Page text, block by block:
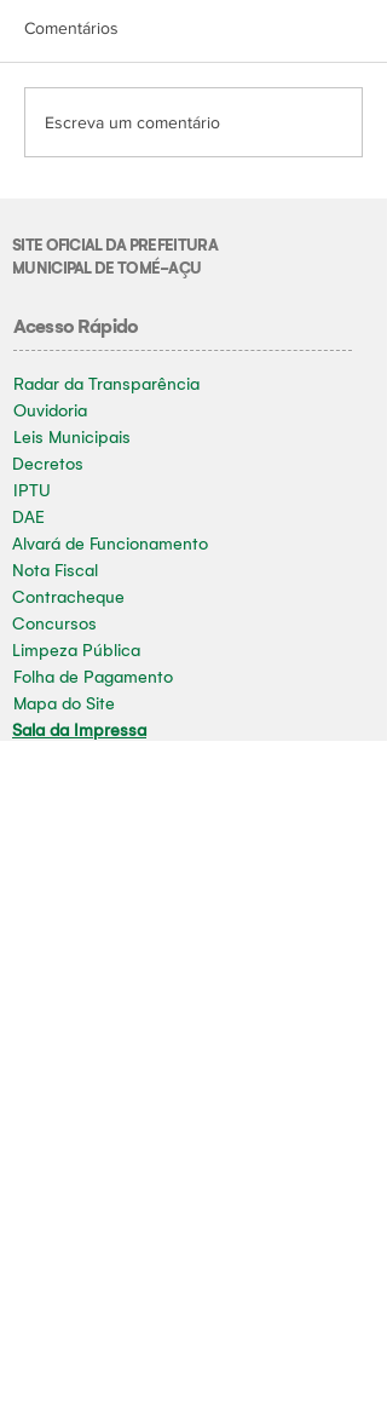
Comentários
Escreva um comentário
SITE OFICIAL DA PREFEITURA
MUNICIPAL DE TOMÉ-AÇU
Acesso Rápido
Radar da Transparência
Ouvidoria
Leis Municipais
Decretos
IPTU
DAE
Alvará de Funcionamento
Nota Fiscal
Contracheque
Concursos
Limpeza Pública
Folha de Pagamento
Mapa do Site
Sala da Impressa